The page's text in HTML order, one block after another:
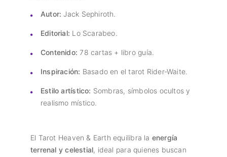
Autor: Jack Sephiroth.
Editorial: Lo Scarabeo.
Contenido: 78 cartas + libro guía.
Inspiración: Basado en el tarot Rider-Waite.
Estilo artístico: Sombras, símbolos ocultos y
realismo místico.
El Tarot Heaven & Earth equilibra la energía
terrenal y celestial, ideal para quienes buscan